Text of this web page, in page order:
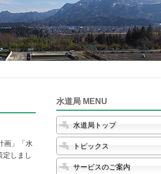
画」「水
定しまし
水道局 MENU
水道局トップ
トピックス
サービスのご案内